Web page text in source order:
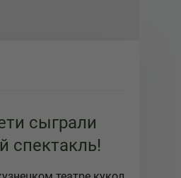
сыграли
спектакль!